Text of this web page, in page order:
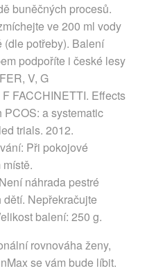
buněčných procesů.
ve 200 ml vody
potřeby). Balení
podpoříte i české lesy
V, G
FACCHINETTI. Effects
a systematic
trials. 2012.
Při pokojové
náhrada pestré
Nepřekračujte
balení: 250 g.
rovnováha ženy,
se vám bude líbit.